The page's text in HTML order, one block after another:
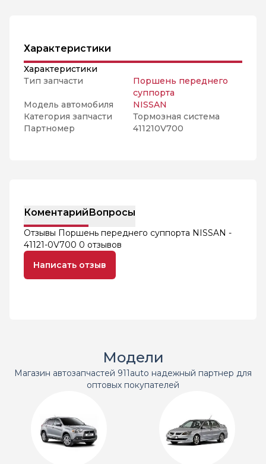
Характеристики
Характеристики
Тип запчасти
Поршень переднего
суппорта
Модель автомобиля
NISSAN
Категория запчасти
Тормозная система
Партномер
411210V700
КоментарийВопросы
Отзывы Поршень переднего суппорта NISSAN -
41121-0V700 0 отзывов
Написать отзыв
Модели
Магазин автозапчастей 911auto надежный партнер для
оптовых покупателей